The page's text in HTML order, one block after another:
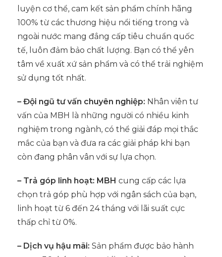
luyện cơ thể, cam kết sản phẩm chính hãng
100% từ các thương hiệu nổi tiếng trong và
ngoài nước mang đẳng cấp tiêu chuẩn quốc
tế, luôn đảm bảo chất lượng. Bạn có thể yên
tâm về xuất xứ sản phẩm và có thể trải nghiệm
sử dụng tốt nhất.
– Đội ngũ tư vấn chuyên nghiệp: Nhân viên tư
vấn của MBH là những người có nhiều kinh
nghiệm trong ngành, có thể giải đáp mọi thắc
mắc của bạn và đưa ra các giải pháp khi bạn
còn đang phân vân với sự lựa chọn.
– Trả góp linh hoạt: MBH cung cấp các lựa
chọn trả góp phù hợp với ngân sách của bạn,
linh hoạt từ 6 đến 24 tháng với lãi suất cực
thấp chỉ từ 0%.
– Dịch vụ hậu mãi: Sản phẩm được bảo hành